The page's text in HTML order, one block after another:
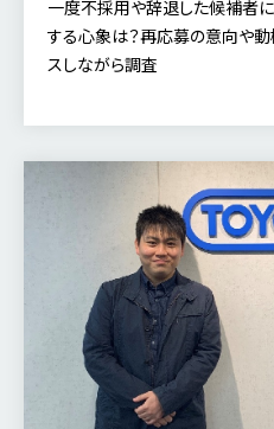
一度不採用や辞退した候補者
する心象は？再応募の意向や
スしながら調査